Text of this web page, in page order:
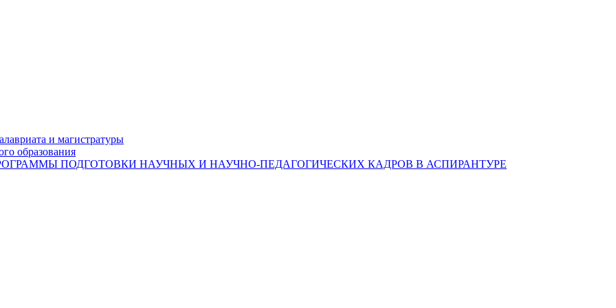
и магистратуры
образования
ПОДГОТОВКИ НАУЧНЫХ И НАУЧНО-ПЕДАГОГИЧЕСКИХ КАДРОВ В АСПИРАНТУРЕ